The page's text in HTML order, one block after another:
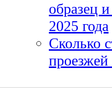
образец
2025 года
Сколько